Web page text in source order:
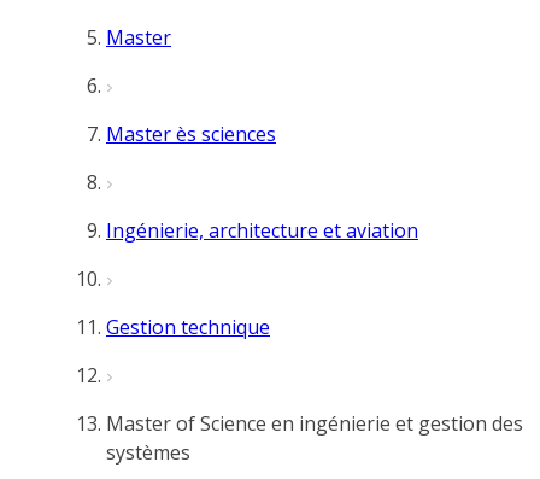
Master
Master ès sciences
Ingénierie, architecture et aviation
Gestion technique
Master of Science en ingénierie et gestion des
systèmes